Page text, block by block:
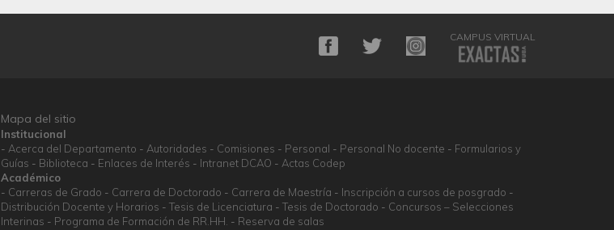
CAMPUS VIRTUAL
Mapa del sitio
Institucional
Acerca del Departamento
Autoridades Comisiones Personal Personal No docente
Formularios y
Guías
Biblioteca Enlaces de Interés Intranet DCAO
Actas Codep
Académico
Carreras de Grado
Carrera de Doctorado Carrera de Maestría
Inscripción a cursos de posgrado
Distribución Docente y Horarios
Tesis de Licenciatura Tesis de Doctorado
Concursos – Selecciones
Interinas
Programa de Formación de RR.HH.
Reserva de salas